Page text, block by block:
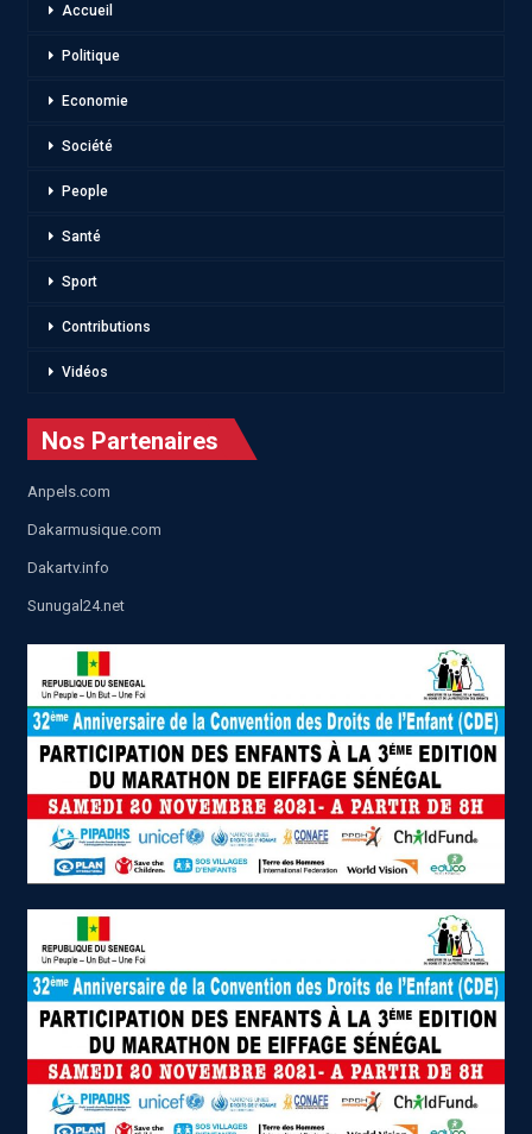
Accueil
Politique
Economie
Société
People
Santé
Sport
Contributions
Vidéos
Nos Partenaires
Anpels.com
Dakarmusique.com
Dakartv.info
Sunugal24.net